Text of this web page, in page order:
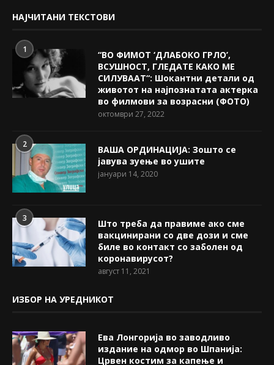
НАЈЧИТАНИ ТЕКСТОВИ
1
“ВО ФИМОТ ‘ДЛАБОКО ГРЛО’,
ВСУШНОСТ, ГЛЕДАТЕ КАКО МЕ
СИЛУВААТ“: Шокантни детали од
животот на најпознатата актерка
во филмови за возрасни (ФОТО)
октомври 27, 2022
2
ВАША ОРДИНАЦИЈА: Зошто се
јавува зуење во ушите
јануари 14, 2020
3
Што треба да правиме ако сме
вакцинирани со две дози и сме
биле во контакт со заболен од
коронавирусот?
август 11, 2021
ИЗБОР НА УРЕДНИКОТ
Ева Лонгорија во заводливо
издание на одмор во Шпанија:
Црвен костим за капење и